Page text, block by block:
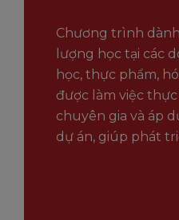
Chương trình
lượng học tại các
học, thực phẩm,
được làm việc
chuyên gia và áp
dự án, giúp phát